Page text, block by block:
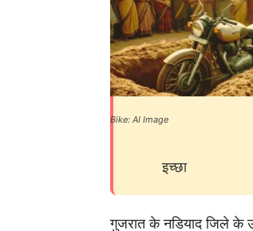
Bike: AI Image
इच्छा
गुजरात के नडियाद जिले के